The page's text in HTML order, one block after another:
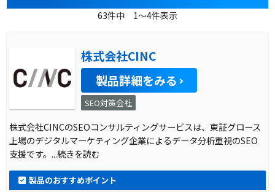
63件中 1～4件表示
株式会社CINC
製品詳細をみる
SEO対策会社
株式会社CINCのSEOコンサルティングサービスは、東証グロース
上場のデジタルマーケティング企業によるデータ分析重視のSEO
支援です。...続きを読む
製品のおすすめポイント